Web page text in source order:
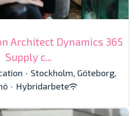
Architect Dynamics 365
Supply c...
· Stockholm, Göteborg,
· Hybridarbete